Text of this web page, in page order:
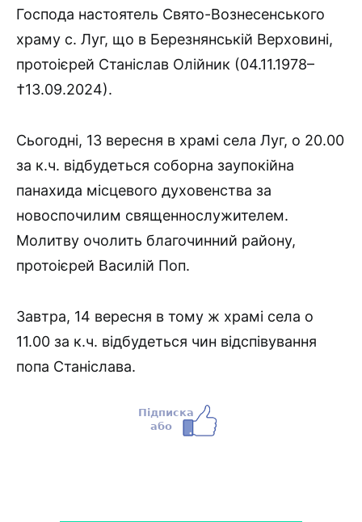
Господа настоятель Свято-Вознесенського
храму с. Луг, що в Березнянській Верховині,
протоієрей Станіслав Олійник (04.11.1978–
†13.09.2024).
Сьогодні, 13 вересня в храмі села Луг, о 20.00
за к.ч. відбудеться соборна заупокійна
панахида місцевого духовенства за
новоспочилим священнослужителем.
Молитву очолить благочинний району,
протоієрей Василій Поп.
Завтра, 14 вересня в тому ж храмі села о
11.00 за к.ч. відбудеться чин відспівування
попа Станіслава.